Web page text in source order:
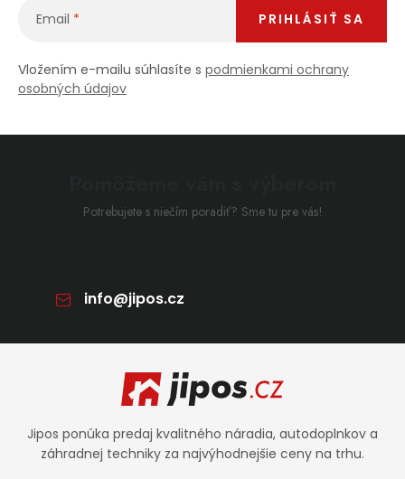
Email
Vložením e-mailu súhlasíte s podmienkami ochrany
osobných údajov
PRIHLÁSIŤ SA
Potrebujete s niečím poradiť? Sme tu pre vás!
info@jipos.cz
Jipos ponúka predaj kvalitného náradia, autodoplnkov a
záhradnej techniky za najvýhodnejšie ceny na trhu.